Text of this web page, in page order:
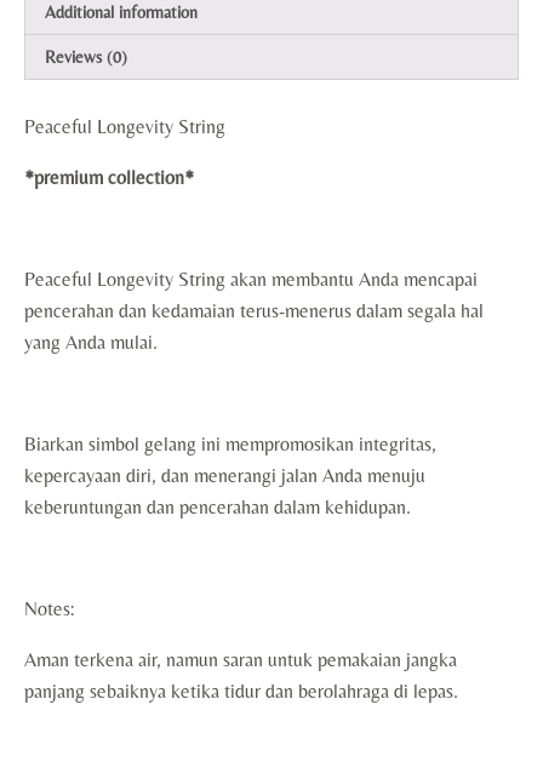
Additional information
Reviews (0)
Peaceful Longevity String
*premium collection*
Peaceful Longevity String akan membantu Anda mencapai
pencerahan dan kedamaian terus-menerus dalam segala hal
yang Anda mulai.
Biarkan simbol gelang ini mempromosikan integritas,
kepercayaan diri, dan menerangi jalan Anda menuju
keberuntungan dan pencerahan dalam kehidupan.
Notes:
Aman terkena air, namun saran untuk pemakaian jangka
panjang sebaiknya ketika tidur dan berolahraga di lepas.